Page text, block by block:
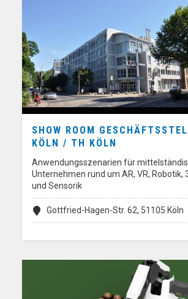
SHOW ROOM
KÖLN / TH KÖLN
Anwendungsszenarien für
Unternehmen rund um AR, VR, Robotik,
und Sensorik
Gottfried-Hagen-Str. 62, 51105 Köln